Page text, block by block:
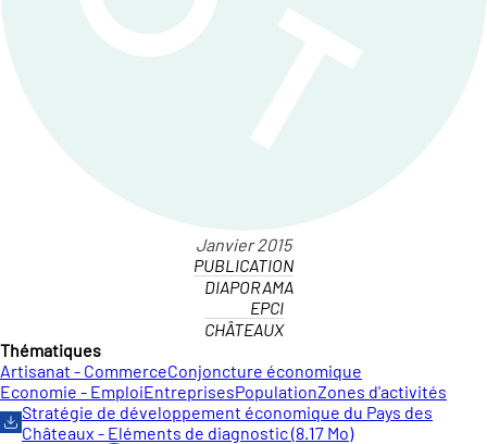
PUBLICATION
DIAPORAMA
EPCI
CHÂTEAUX
Thématiques
Artisanat - CommerceConjoncture économique
Economie - EmploiEntreprisesPopulationZones d'activités
Stratégie de développement économique du Pays des
Châteaux - Eléments de diagnostic (8.17 Mo)